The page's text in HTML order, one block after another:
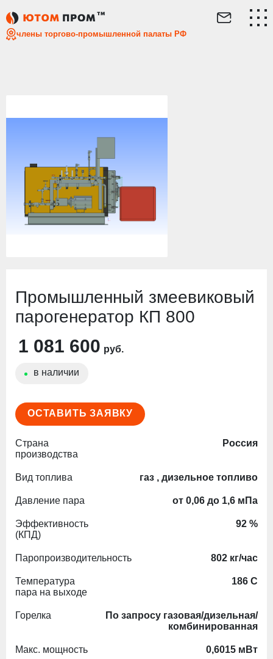
члены торгово-промышленной палаты РФ
Промышленный змеевиковый
парогенератор КП 800
1 081 600 руб.
в наличии
ОСТАВИТЬ ЗАЯВКУ
Страна
производства
Россия
Вид топлива газ , дизельное топливо
Давление пара от 0,06 до 1,6 мПа
Эффективность
(КПД)
92 %
Паропроизводительность 802 кг/час
Температура
пара на выходе
186 С
Горелка
По запросу газовая/дизельная/
комбинированная
Макс. мощность 0,6015 мВт